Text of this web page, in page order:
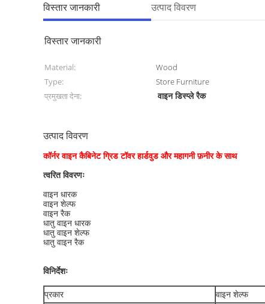
विस्तार जानकारी उत्पाद विवरण
विस्तार जानकारी
Material: Wood
Type:
Store Furniture
प्रमुखता देना:
वाइन डिस्प्ले रैक
उत्पाद विवरण
कॉर्नर वाइन कैबिनेट ग्रिड टॉवर हार्डवुड और महागनी फ़नीर के साथ
त्वरित विवरणः
वाइन धारक
वाइन शेल्फ
वाइन रैक
धातु वाइन धारक
धातु वाइन शेल्फ
धातु वाइन रैक
विनिर्देशः
प्रकार वाइन शेल्फ